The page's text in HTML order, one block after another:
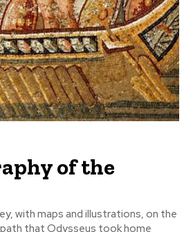
of the
with maps and illustrations, on the
that Odysseus took home